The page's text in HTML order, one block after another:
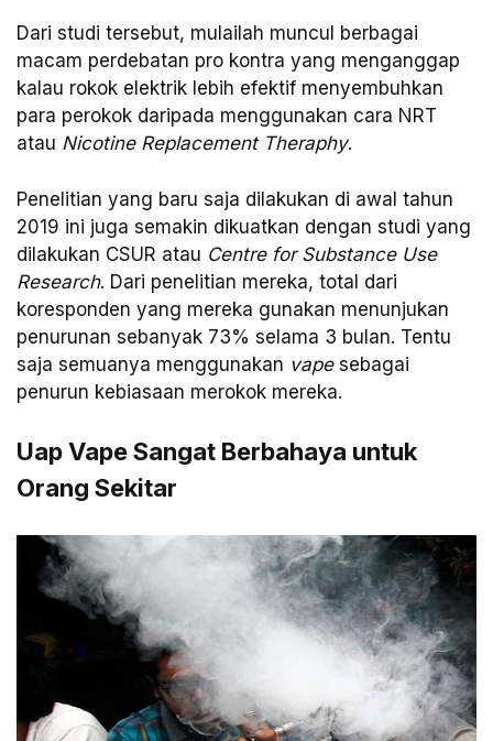
Dari studi tersebut, mulailah muncul berbagai
macam perdebatan pro kontra yang menganggap
kalau rokok elektrik lebih efektif menyembuhkan
para perokok daripada menggunakan cara NRT
atau Nicotine Replacement Theraphy.
Penelitian yang baru saja dilakukan di awal tahun
2019 ini juga semakin dikuatkan dengan studi yang
dilakukan CSUR atau Centre for Substance Use
Research. Dari penelitian mereka, total dari
koresponden yang mereka gunakan menunjukan
penurunan sebanyak 73% selama 3 bulan. Tentu
saja semuanya menggunakan vape sebagai
penurun kebiasaan merokok mereka.
Uap Vape Sangat Berbahaya untuk
Orang Sekitar